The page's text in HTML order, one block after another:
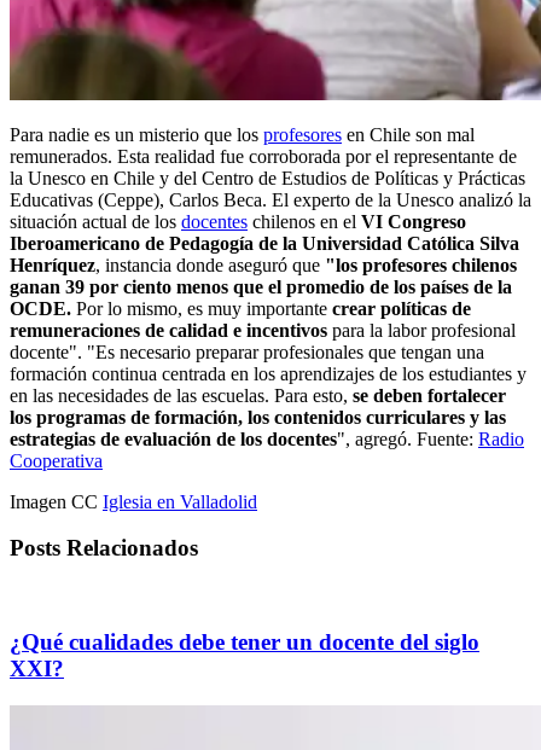
Para nadie es un misterio que los profesores en Chile son mal
remunerados. Esta realidad fue corroborada por el representante de
la Unesco en Chile y del Centro de Estudios de Políticas y Prácticas
Educativas (Ceppe), Carlos Beca. El experto de la Unesco analizó la
situación actual de los docentes chilenos en el VI Congreso
Iberoamericano de Pedagogía de la Universidad Católica Silva
Henríquez, instancia donde aseguró que "los profesores chilenos
ganan 39 por ciento menos que el promedio de los países de la
OCDE. Por lo mismo, es muy importante crear políticas de
remuneraciones de calidad e incentivos para la labor profesional
docente". "Es necesario preparar profesionales que tengan una
formación continua centrada en los aprendizajes de los estudiantes y
en las necesidades de las escuelas. Para esto, se deben fortalecer
los programas de formación, los contenidos curriculares y las
estrategias de evaluación de los docentes", agregó. Fuente: Radio
Cooperativa
Imagen CC Iglesia en Valladolid
Posts Relacionados
¿Qué cualidades debe tener un docente del siglo
XXI?